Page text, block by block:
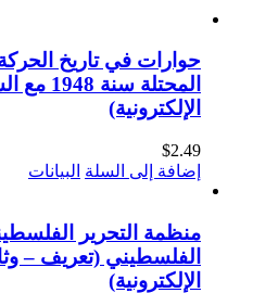
حوارات في تاريخ
الإلكترونية)
$2.49
إضافة إلى السلة البيانات
منظمة التحرير
الفلسطيني (تعريف –
الإلكترونية)